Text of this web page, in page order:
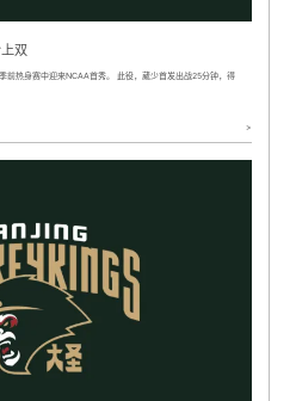
双
前热身赛中迎来NCAA首秀。 此役，葳少首发出战25分钟，得
>